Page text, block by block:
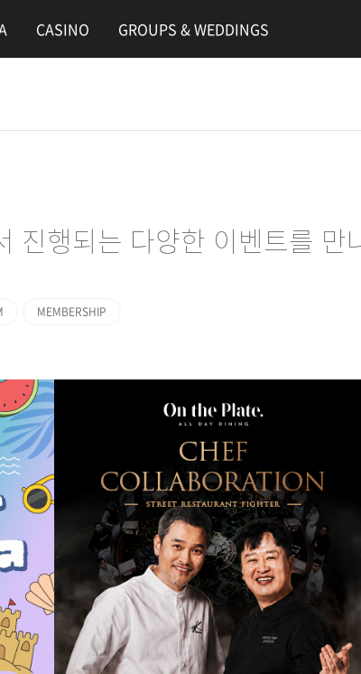
CASINO GROUPS & WEDDINGS
진행되는 다양한 이벤트를 만
MEMBERSHIP